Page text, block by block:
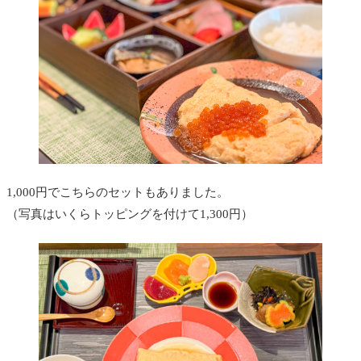
1,000円でこちらのセットもありました。
（写真はいくらトッピングを付けて1,300円）